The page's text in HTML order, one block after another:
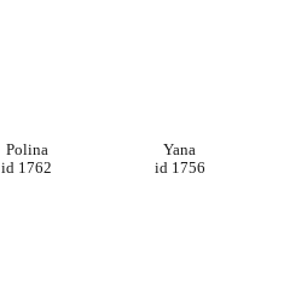
Polina
id 1762
Yana
id 1756